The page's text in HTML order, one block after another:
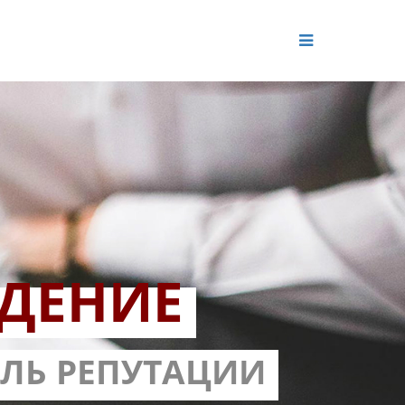
РЕПУТАЦИИ